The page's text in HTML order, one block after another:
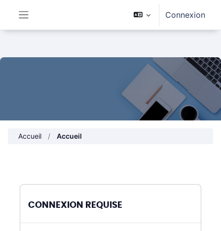
Connexion
Accueil Accueil
CONNEXION REQUISE